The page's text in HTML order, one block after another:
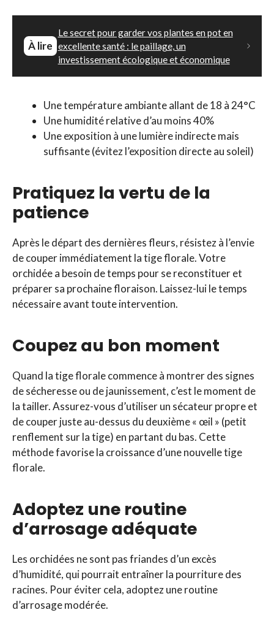
À lire
Le secret pour garder vos plantes en pot en
excellente santé : le paillage, un
investissement écologique et économique
Une température ambiante allant de 18 à 24°C
Une humidité relative d’au moins 40%
Une exposition à une lumière indirecte mais
suffisante (évitez l’exposition directe au soleil)
Pratiquez la vertu de la
patience
Après le départ des dernières fleurs, résistez à l’envie
de couper immédiatement la tige florale. Votre
orchidée a besoin de temps pour se reconstituer et
préparer sa prochaine floraison. Laissez-lui le temps
nécessaire avant toute intervention.
Coupez au bon moment
Quand la tige florale commence à montrer des signes
de sécheresse ou de jaunissement, c’est le moment de
la tailler. Assurez-vous d’utiliser un sécateur propre et
de couper juste au-dessus du deuxième « œil » (petit
renflement sur la tige) en partant du bas. Cette
méthode favorise la croissance d’une nouvelle tige
florale.
Adoptez une routine
d’arrosage adéquate
Les orchidées ne sont pas friandes d’un excès
d’humidité, qui pourrait entraîner la pourriture des
racines. Pour éviter cela, adoptez une routine
d’arrosage modérée.